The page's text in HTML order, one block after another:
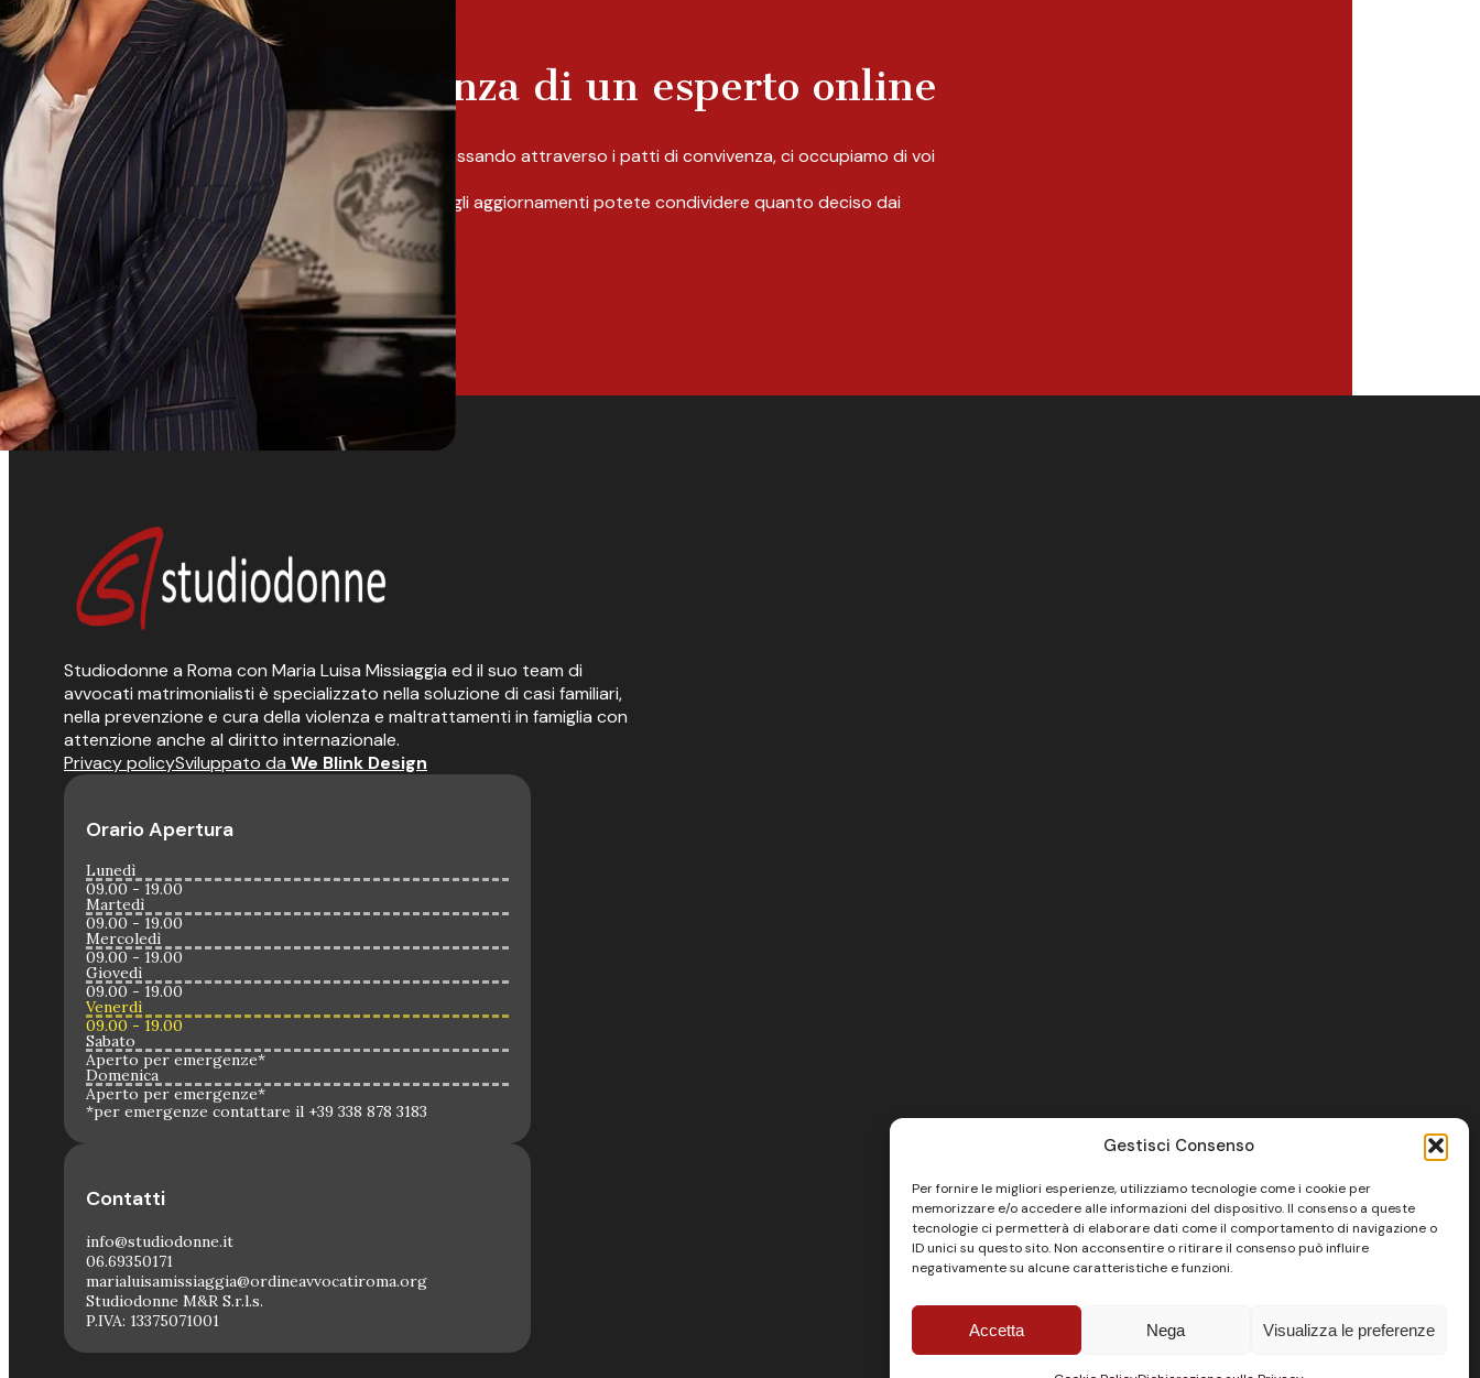
Gestisci Consenso
Per fornire le migliori esperienze, utilizziamo tecnologie come i cookie per
memorizzare e/o accedere alle informazioni del dispositivo. Il consenso a queste
tecnologie ci permetterà di elaborare dati come il comportamento di navigazione o
ID unici su questo sito. Non acconsentire o ritirare il consenso può influire
negativamente su alcune caratteristiche e funzioni.
Accetta Nega Visualizza le preferenze
Richiedi la consulenza di un esperto online
Dal diritto di famiglia alle unioni internazionali passando attraverso i patti di convivenza, ci occupiamo di voi
con un’insolita passione.
I vostri problemi sono le nostre soluzioni e con gli aggiornamenti potete condividere quanto deciso dai
Tribunali di merito e dalle Corti superiori.
Avv. Maria Luisa Missiaggia
RIchiedi la tua consulenza online
Studiodonne a Roma con Maria Luisa Missiaggia ed il suo team di
avvocati matrimonialisti è specializzato nella soluzione di casi familiari,
nella prevenzione e cura della violenza e maltrattamenti in famiglia con
attenzione anche al diritto internazionale.
Privacy policySviluppato da We Blink Design
Orario Apertura
Lunedì
09.00 - 19.00
Martedì
09.00 - 19.00
Mercoledì
09.00 - 19.00
Giovedì
09.00 - 19.00
Venerdì
09.00 - 19.00
Sabato
Aperto per emergenze*
Domenica
Aperto per emergenze*
*per emergenze contattare il +39 338 878 3183
Contatti
info@studiodonne.it
06.69350171
marialuisamissiaggia@ordineavvocatiroma.org
Studiodonne M&R S.r.l.s.
P.IVA: 13375071001